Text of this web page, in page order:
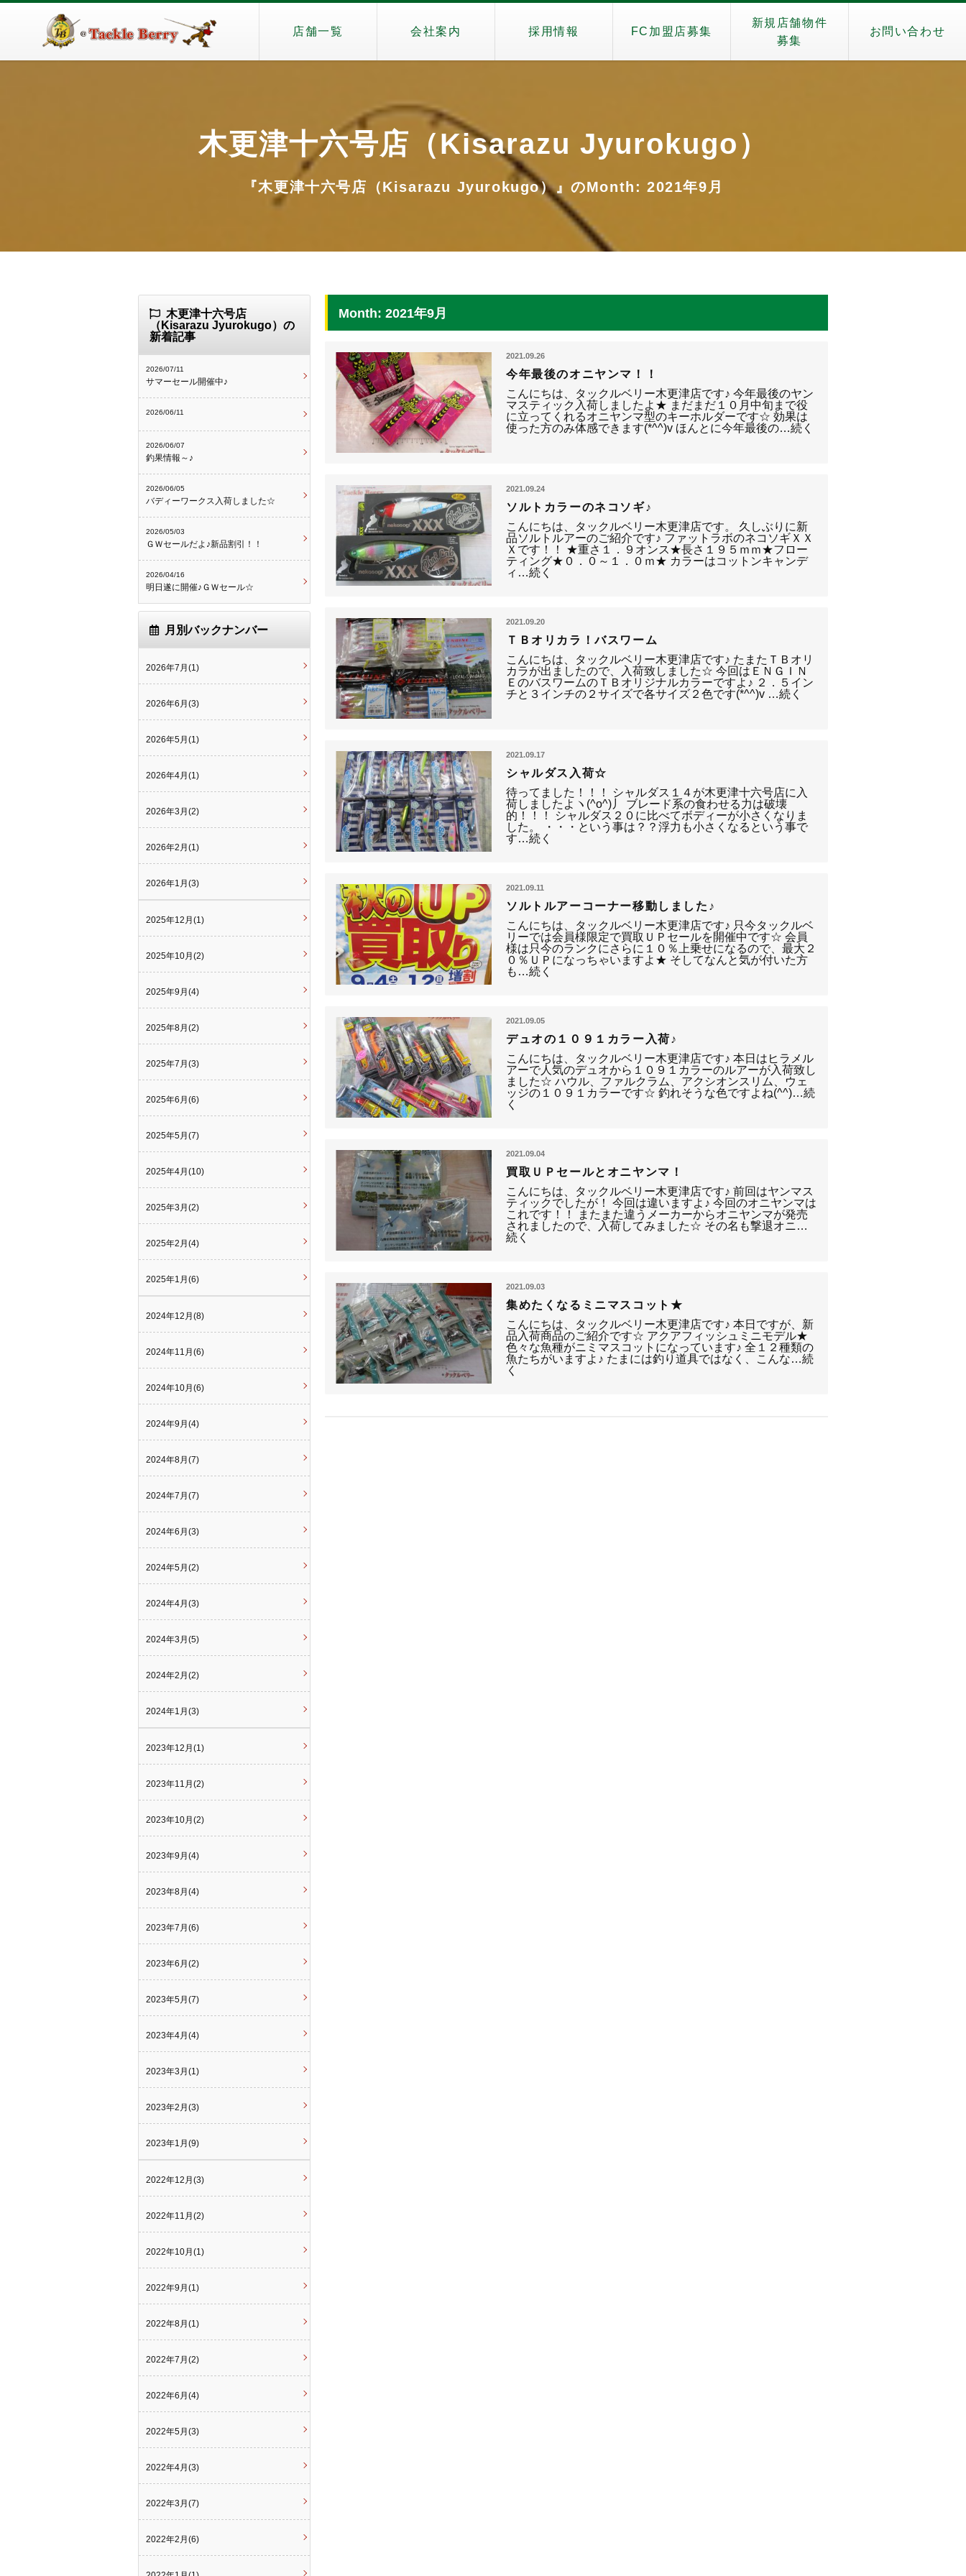
店舗一覧 会社案内 採用情報 FC加盟店募集
新規店舗物件
募集
お問い合わせ
木更津十六号店（Kisarazu Jyurokugo）
『木更津十六号店（Kisarazu Jyurokugo）』のMonth: 2021年9月
Month: 2021年9月
2021.09.26
今年最後のオニヤンマ！！
こんにちは、タックルベリー木更津店です♪ 今年最後のヤン
マスティック入荷しましたよ★ まだまだ１０月中旬まで役
に立ってくれるオニヤンマ型のキーホルダーです☆ 効果は
使った方のみ体感できます(*^^)v ほんとに今年最後の…続く
2021.09.24
ソルトカラーのネコソギ♪
こんにちは、タックルベリー木更津店です。 久しぶりに新
品ソルトルアーのご紹介です♪ ファットラボのネコソギＸＸ
Ｘです！！ ★重さ１．９オンス★長さ１９５ｍｍ★フロー
ティング★０．０～１．０ｍ★ カラーはコットンキャンデ
ィ…続く
2021.09.20
ＴＢオリカラ！バスワーム
こんにちは、タックルベリー木更津店です♪ たまたＴＢオリ
カラが出ましたので、入荷致しました☆ 今回はＥＮＧＩＮ
ＥのバスワームのＴＢオリジナルカラーですよ♪ ２．５イン
チと３インチの２サイズで各サイズ２色です(*^^)v …続く
2021.09.17
シャルダス入荷☆
待ってました！！！ シャルダス１４が木更津十六号店に入
荷しましたよヽ(^o^)丿 ブレード系の食わせる力は破壊
的！！！ シャルダス２０に比べてボディーが小さくなりま
した。 ・・・という事は？？浮力も小さくなるという事で
す…続く
2021.09.11
ソルトルアーコーナー移動しました♪
こんにちは、タックルベリー木更津店です♪ 只今タックルベ
リーでは会員様限定で買取ＵＰセールを開催中です☆ 会員
様は只今のランクにさらに１０％上乗せになるので、最大２
０％ＵＰになっちゃいますよ★ そしてなんと気が付いた方
も…続く
2021.09.05
デュオの１０９１カラー入荷♪
こんにちは、タックルベリー木更津店です♪ 本日はヒラメル
アーで人気のデュオから１０９１カラーのルアーが入荷致し
ました☆ ハウル、ファルクラム、アクシオンスリム、ウェ
ッジの１０９１カラーです☆ 釣れそうな色ですよね(^^)…続
く
2021.09.04
買取ＵＰセールとオニヤンマ！
こんにちは、タックルベリー木更津店です♪ 前回はヤンマス
ティックでしたが！ 今回は違いますよ♪ 今回のオニヤンマは
これです！！ またまた違うメーカーからオニヤンマが発売
されましたので、入荷してみました☆ その名も撃退オニ…
続く
2021.09.03
集めたくなるミニマスコット★
こんにちは、タックルベリー木更津店です♪ 本日ですが、新
品入荷商品のご紹介です☆ アクアフィッシュミニモデル★
色々な魚種がニミマスコットになっています♪ 全１２種類の
魚たちがいますよ♪ たまには釣り道具ではなく、こんな…続
く
木更津十六号店
（Kisarazu Jyurokugo）の
新着記事
2026/07/11
サマーセール開催中♪
2026/06/11
2026/06/07
釣果情報～♪
2026/06/05
バディーワークス入荷しました☆
2026/05/03
ＧＷセールだよ♪新品割引！！
2026/04/16
明日遂に開催♪ＧＷセール☆
月別バックナンバー
2026年7月(1)
2026年6月(3)
2026年5月(1)
2026年4月(1)
2026年3月(2)
2026年2月(1)
2026年1月(3)
2025年12月(1)
2025年10月(2)
2025年9月(4)
2025年8月(2)
2025年7月(3)
2025年6月(6)
2025年5月(7)
2025年4月(10)
2025年3月(2)
2025年2月(4)
2025年1月(6)
2024年12月(8)
2024年11月(6)
2024年10月(6)
2024年9月(4)
2024年8月(7)
2024年7月(7)
2024年6月(3)
2024年5月(2)
2024年4月(3)
2024年3月(5)
2024年2月(2)
2024年1月(3)
2023年12月(1)
2023年11月(2)
2023年10月(2)
2023年9月(4)
2023年8月(4)
2023年7月(6)
2023年6月(2)
2023年5月(7)
2023年4月(4)
2023年3月(1)
2023年2月(3)
2023年1月(9)
2022年12月(3)
2022年11月(2)
2022年10月(1)
2022年9月(1)
2022年8月(1)
2022年7月(2)
2022年6月(4)
2022年5月(3)
2022年4月(3)
2022年3月(7)
2022年2月(6)